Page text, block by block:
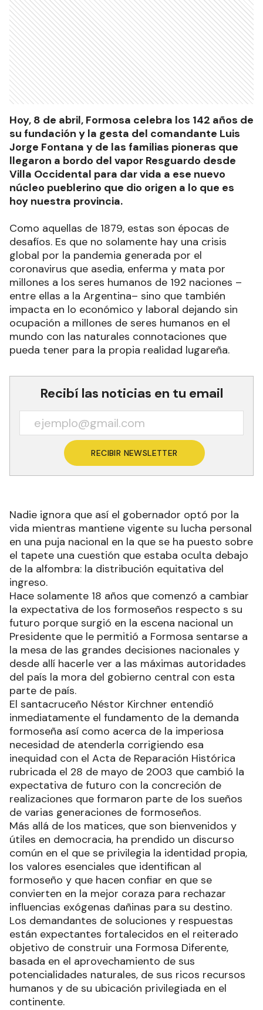
Hoy, 8 de abril, Formosa celebra los 142 años de
su fundación y la gesta del comandante Luis
Jorge Fontana y de las familias pioneras que
llegaron a bordo del vapor Resguardo desde
Villa Occidental para dar vida a ese nuevo
núcleo pueblerino que dio origen a lo que es
hoy nuestra provincia.
Como aquellas de 1879, estas son épocas de
desafíos. Es que no solamente hay una crisis
global por la pandemia generada por el
coronavirus que asedia, enferma y mata por
millones a los seres humanos de 192 naciones –
entre ellas a la Argentina– sino que también
impacta en lo económico y laboral dejando sin
ocupación a millones de seres humanos en el
mundo con las naturales connotaciones que
pueda tener para la propia realidad lugareña.
Recibí las noticias en tu email
RECIBIR NEWSLETTER
Nadie ignora que así el gobernador optó por la
vida mientras mantiene vigente su lucha personal
en una puja nacional en la que se ha puesto sobre
el tapete una cuestión que estaba oculta debajo
de la alfombra: la distribución equitativa del
ingreso.
Hace solamente 18 años que comenzó a cambiar
la expectativa de los formoseños respecto s su
futuro porque surgió en la escena nacional un
Presidente que le permitió a Formosa sentarse a
la mesa de las grandes decisiones nacionales y
desde allí hacerle ver a las máximas autoridades
del país la mora del gobierno central con esta
parte de país.
El santacruceño Néstor Kirchner entendió
inmediatamente el fundamento de la demanda
formoseña así como acerca de la imperiosa
necesidad de atenderla corrigiendo esa
inequidad con el Acta de Reparación Histórica
rubricada el 28 de mayo de 2003 que cambió la
expectativa de futuro con la concreción de
realizaciones que formaron parte de los sueños
de varias generaciones de formoseños.
Más allá de los matices, que son bienvenidos y
útiles en democracia, ha prendido un discurso
común en el que se privilegia la identidad propia,
los valores esenciales que identifican al
formoseño y que hacen confiar en que se
convierten en la mejor coraza para rechazar
influencias exógenas dañinas para su destino.
Los demandantes de soluciones y respuestas
están expectantes fortalecidos en el reiterado
objetivo de construir una Formosa Diferente,
basada en el aprovechamiento de sus
potencialidades naturales, de sus ricos recursos
humanos y de su ubicación privilegiada en el
continente.